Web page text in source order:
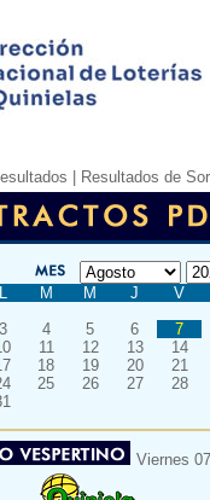
| Resultados de
L M M J
V
3 4 5 6
7
11 12 13
14
18 19 20
21
25 26 27
28
Viernes